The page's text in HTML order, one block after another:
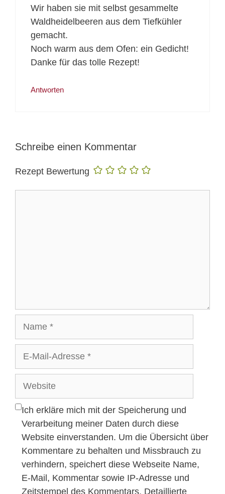
Wir haben sie mit selbst gesammelte
Waldheidelbeeren aus dem Tiefkühler
gemacht.
Noch warm aus dem Ofen: ein Gedicht!
Danke für das tolle Rezept!
Antworten
Schreibe einen Kommentar
Rezept Bewertung
Adresse
Ich erkläre mich mit der Speicherung und
Verarbeitung meiner Daten durch diese
Website einverstanden. Um die Übersicht über
Kommentare zu behalten und Missbrauch zu
verhindern, speichert diese Webseite Name,
E-Mail, Kommentar sowie IP-Adresse und
Zeitstempel des Kommentars. Detaillierte